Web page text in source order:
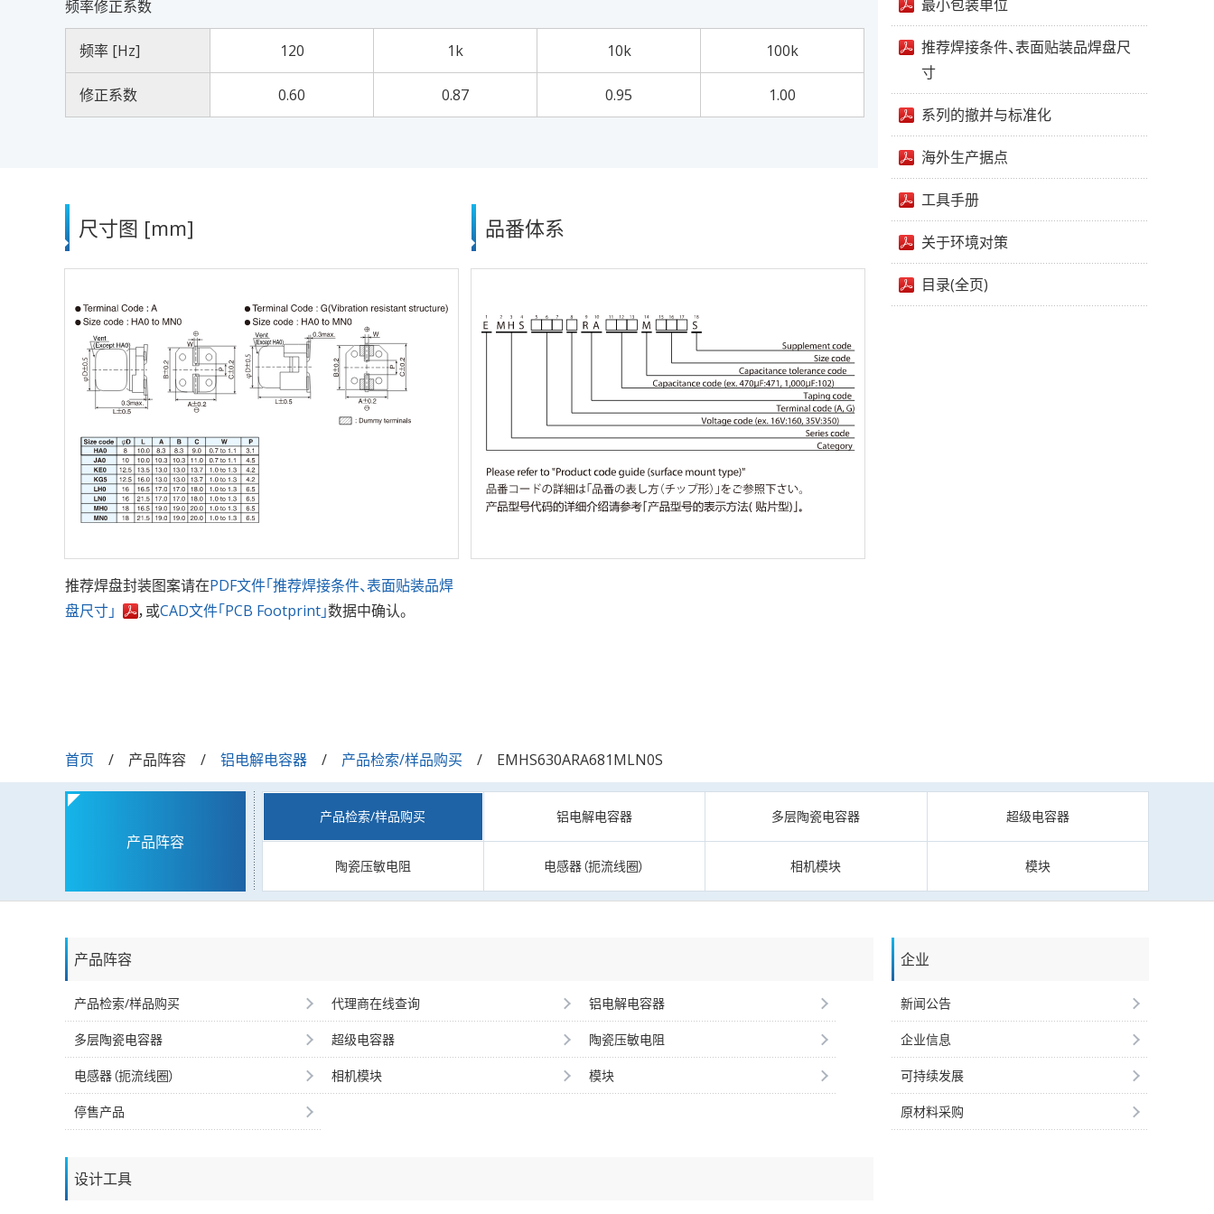
频率修正系数
频率 [Hz] 120 1k 10k 100k
修正系数 0.60 0.87 0.95 1.00
尺寸图 [mm]
推荐焊盘封装图案请在PDF文件「推荐焊接条件、表面贴装品焊
盘尺寸」
，或CAD文件「PCB Footprint」数据中确认。
品番体系
最小包装单位
推荐焊接条件、表面贴装品焊盘尺
寸
系列的撤并与标准化
海外生产据点
工具手册
关于环境对策
目录(全页)
首页 产品阵容 铝电解电容器 产品检索/样品购买 EMHS630ARA681MLN0S
产品阵容
产品检索/样品购买 铝电解电容器 多层陶瓷电容器 超级电容器
陶瓷压敏电阻 电感器（扼流线圈） 相机模块 模块
产品阵容
产品检索/样品购买 代理商在线查询 铝电解电容器
多层陶瓷电容器 超级电容器 陶瓷压敏电阻
电感器（扼流线圈） 相机模块 模块
停售产品
设计工具
企业
新闻公告
企业信息
可持续发展
原材料采购